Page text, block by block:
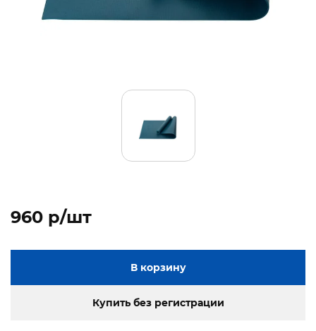
960 p/шт
В корзину
Купить без регистрации